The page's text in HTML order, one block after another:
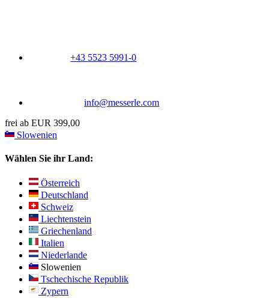
+43 5523 5991-0
info@messerle.com
frei ab EUR 399,00
Slowenien
Wählen Sie ihr Land:
Österreich
Deutschland
Schweiz
Liechtenstein
Griechenland
Italien
Niederlande
Slowenien
Tschechische Republik
Zypern